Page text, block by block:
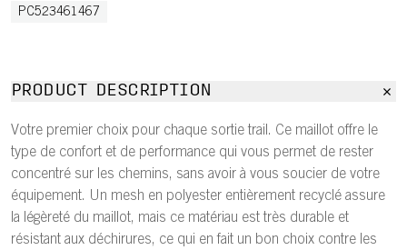
PC523461467
PRODUCT DESCRIPTION
Votre premier choix pour chaque sortie trail. Ce maillot offre le
type de confort et de performance qui vous permet de rester
concentré sur les chemins, sans avoir à vous soucier de votre
équipement. Un mesh en polyester entièrement recyclé assure
la légèreté du maillot, mais ce matériau est très durable et
résistant aux déchirures, ce qui en fait un bon choix contre les